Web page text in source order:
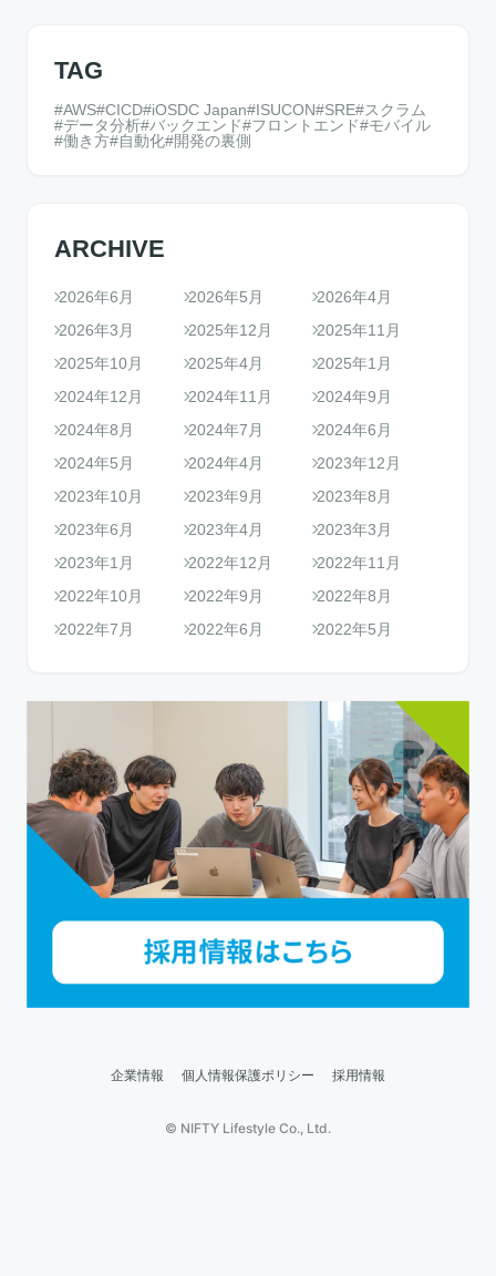
TAG
AWS CICD iOSDC Japan ISUCON SRE
スクラム
データ分析 バックエンド フロントエンド
モバイル
働き方
自動化 開発の裏側
ARCHIVE
2026年6月 2026年5月
2026年4月
2026年3月
2025年12月
2025年11月
2025年10月
2025年4月
2025年1月
2024年12月
2024年11月
2024年9月
2024年8月
2024年7月
2024年6月
2024年5月
2024年4月
2023年12月
2023年10月
2023年9月
2023年8月
2023年6月
2023年4月
2023年3月
2023年1月
2022年12月
2022年11月
2022年10月
2022年9月
2022年8月
2022年7月
2022年6月 2022年5月
企業情報 個人情報保護ポリシー 採用情報
© NIFTY Lifestyle Co., Ltd.